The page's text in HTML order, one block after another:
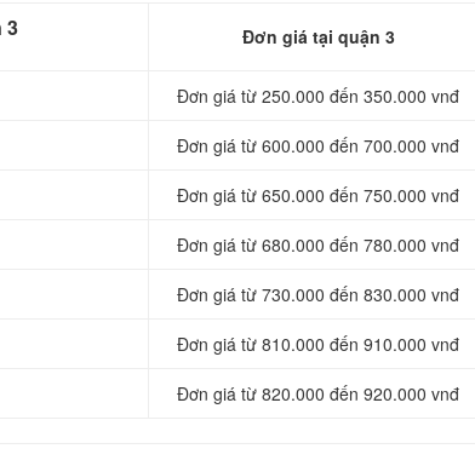
3 Đơn giá tại quận 3
Đơn giá từ 250.000 đến 350.000 vnđ
Đơn giá từ 600.000 đến 700.000 vnđ
Đơn giá từ 650.000 đến 750.000 vnđ
Đơn giá từ 680.000 đến 780.000 vnđ
Đơn giá từ 730.000 đến 830.000 vnđ
Đơn giá từ 810.000 đến 910.000 vnđ
Đơn giá từ 820.000 đến 920.000 vnđ